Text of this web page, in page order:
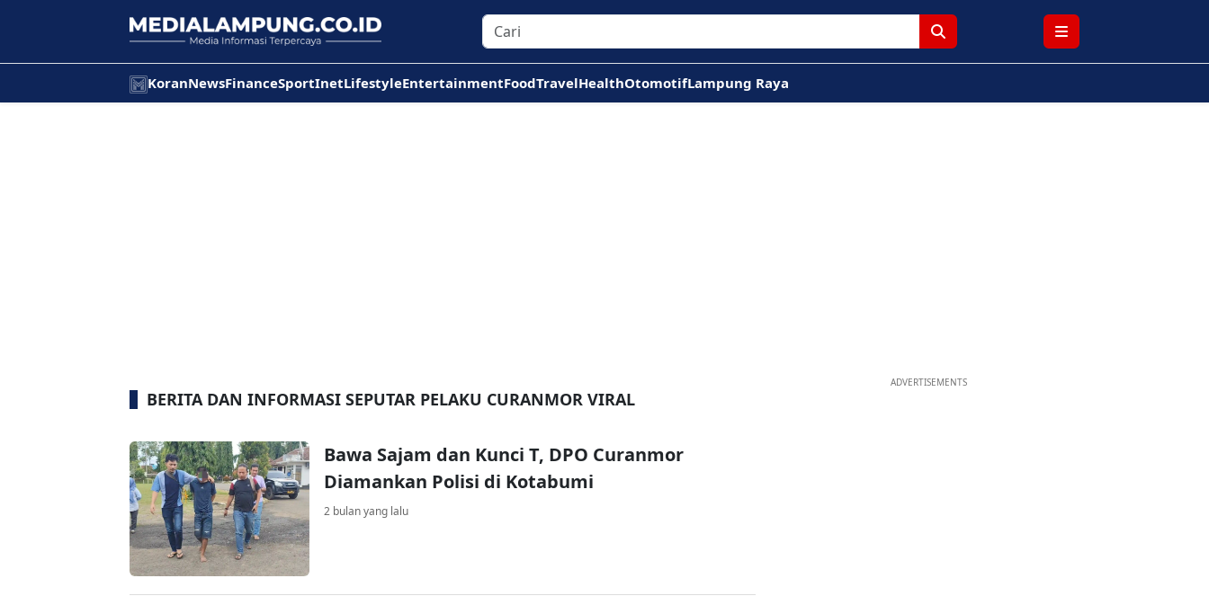
KoranNewsFinanceSportInetLifestyleEntertainmentFoodTravelHealthOtomotifLampung Raya
BERITA DAN INFORMASI SEPUTAR PELAKU CURANMOR VIRAL
Bawa Sajam dan Kunci T, DPO Curanmor
Diamankan Polisi di Kotabumi
2 bulan yang lalu
ADVERTISEMENTS